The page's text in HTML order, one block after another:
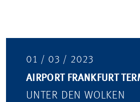
01 / 03 / 2023
AIRPORT FRANKFURT
UNTER DEN WOLKEN